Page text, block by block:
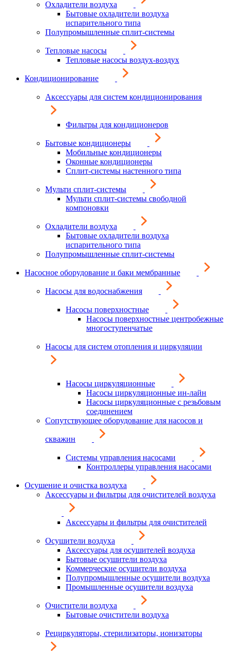
Охладители воздуха
Бытовые охладители воздуха
испарительного типа
Полупромышленные сплит-системы
Тепловые насосы
Тепловые насосы воздух-воздух
Кондиционирование
Аксессуары для систем кондиционирования
Фильтры для кондиционеров
Бытовые кондиционеры
Мобильные кондиционеры
Оконные кондиционеры
Сплит-системы настенного типа
Мульти сплит-системы
Мульти сплит-системы свободной
компоновки
Охладители воздуха
Бытовые охладители воздуха
испарительного типа
Полупромышленные сплит-системы
Насосное оборудование и баки мембранные
Насосы для водоснабжения
Насосы поверхностные
Насосы поверхностные центробежные
многоступенчатые
Насосы для систем отопления и циркуляции
Насосы циркуляционные
Насосы циркуляционные ин-лайн
Насосы циркуляционные с резьбовым
соединением
Сопутствующее оборудование для насосов и
скважин
Системы управления насосами
Контроллеры управления насосами
Осушение и очистка воздуха
Аксессуары и фильтры для очистителей воздуха
Аксессуары и фильтры для очистителей
Осушители воздуха
Аксессуары для осушителей воздуха
Бытовые осушители воздуха
Коммерческие осушители воздуха
Полупромышленные осушители воздуха
Промышленные осушители воздуха
Очистители воздуха
Бытовые очистители воздуха
Рециркуляторы, стерилизаторы, ионизаторы